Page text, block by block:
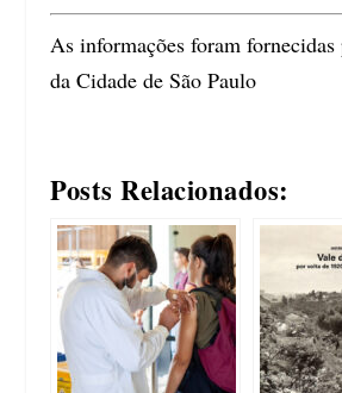
As informações foram
da Cidade de São Paulo
Posts Relacionados: